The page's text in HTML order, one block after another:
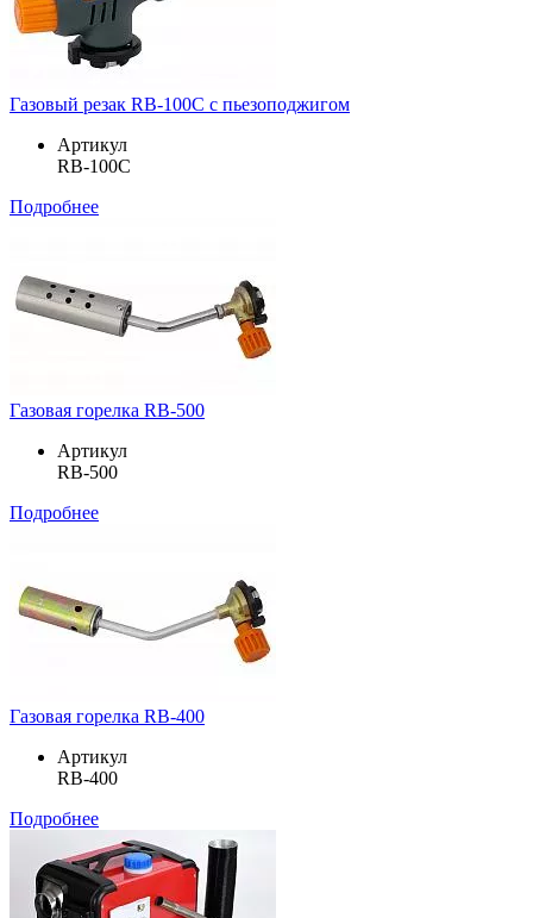
Газовый резак RB-100C с пьезоподжигом
Артикул
RB-100C
Подробнее
Газовая горелка RB-500
Артикул
RB-500
Подробнее
Газовая горелка RB-400
Артикул
RB-400
Подробнее